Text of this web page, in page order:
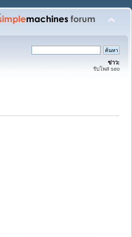
ข่าว:
รับโพส seo